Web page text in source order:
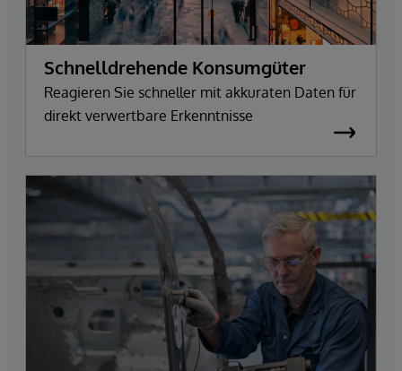
Schnelldrehende Konsumgüter
Reagieren Sie schneller mit akkuraten Daten für
direkt verwertbare Erkenntnisse